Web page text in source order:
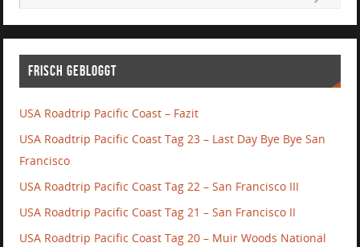
Frisch gebloggt
USA Roadtrip Pacific Coast – Fazit
USA Roadtrip Pacific Coast Tag 23 – Last Day Bye Bye San
Francisco
USA Roadtrip Pacific Coast Tag 22 – San Francisco III
USA Roadtrip Pacific Coast Tag 21 – San Francisco II
USA Roadtrip Pacific Coast Tag 20 – Muir Woods National